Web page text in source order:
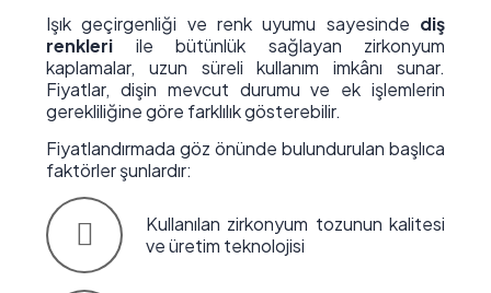
Işık geçirgenliği ve renk uyumu sayesinde diş
renkleri ile bütünlük sağlayan zirkonyum
kaplamalar, uzun süreli kullanım imkânı sunar.
Fiyatlar, dişin mevcut durumu ve ek işlemlerin
gerekliliğine göre farklılık gösterebilir.
Fiyatlandırmada göz önünde bulundurulan başlıca
faktörler şunlardır:
Kullanılan zirkonyum tozunun kalitesi
ve üretim teknolojisi